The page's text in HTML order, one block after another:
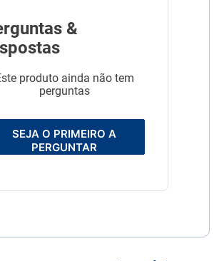
&
produto ainda não tem
perguntas
SEJA O PRIMEIRO A
PERGUNTAR